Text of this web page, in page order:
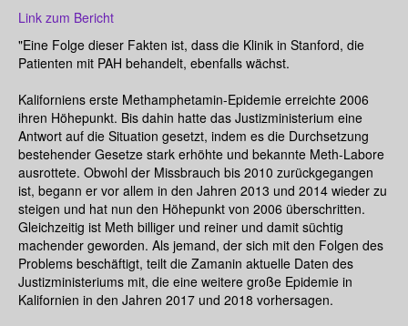
Link zum Bericht
"Eine Folge dieser Fakten ist, dass die Klinik in Stanford, die
Patienten mit PAH behandelt, ebenfalls wächst.
Kaliforniens erste Methamphetamin-Epidemie erreichte 2006
ihren Höhepunkt. Bis dahin hatte das Justizministerium eine
Antwort auf die Situation gesetzt, indem es die Durchsetzung
bestehender Gesetze stark erhöhte und bekannte Meth-Labore
ausrottete. Obwohl der Missbrauch bis 2010 zurückgegangen
ist, begann er vor allem in den Jahren 2013 und 2014 wieder zu
steigen und hat nun den Höhepunkt von 2006 überschritten.
Gleichzeitig ist Meth billiger und reiner und damit süchtig
machender geworden. Als jemand, der sich mit den Folgen des
Problems beschäftigt, teilt die Zamanin aktuelle Daten des
Justizministeriums mit, die eine weitere große Epidemie in
Kalifornien in den Jahren 2017 und 2018 vorhersagen.